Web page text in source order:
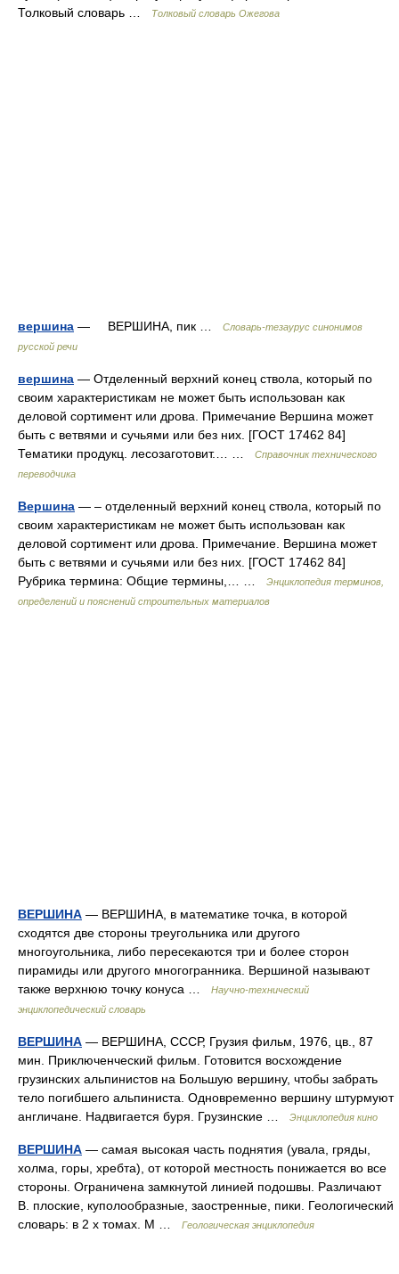
Толковый словарь …
Толковый словарь Ожегова
вершина — ВЕРШИНА, пик …
Словарь-тезаурус синонимов
русской речи
вершина — Отделенный верхний конец ствола, который по
своим характеристикам не может быть использован как
деловой сортимент или дрова. Примечание Вершина может
быть с ветвями и сучьями или без них. [ГОСТ 17462 84]
Тематики продукц. лесозаготовит.… …
Справочник технического
переводчика
Вершина — – отделенный верхний конец ствола, который по
своим характеристикам не может быть использован как
деловой сортимент или дрова. Примечание. Вершина может
быть с ветвями и сучьями или без них. [ГОСТ 17462 84]
Рубрика термина: Общие термины,… …
Энциклопедия терминов,
определений и пояснений строительных материалов
ВЕРШИНА — ВЕРШИНА, в математике точка, в которой
сходятся две стороны треугольника или другого
многоугольника, либо пересекаются три и более сторон
пирамиды или другого многогранника. Вершиной называют
также верхнюю точку конуса …
Научно-технический
энциклопедический словарь
ВЕРШИНА — ВЕРШИНА, СССР, Грузия фильм, 1976, цв., 87
мин. Приключенческий фильм. Готовится восхождение
грузинских альпинистов на Большую вершину, чтобы забрать
тело погибшего альпиниста. Одновременно вершину штурмуют
англичане. Надвигается буря. Грузинские …
Энциклопедия кино
ВЕРШИНА — самая высокая часть поднятия (увала, гряды,
холма, горы, хребта), от которой местность понижается во все
стороны. Ограничена замкнутой линией подошвы. Различают
В. плоские, куполообразные, заостренные, пики. Геологический
словарь: в 2 х томах. М …
Геологическая энциклопедия